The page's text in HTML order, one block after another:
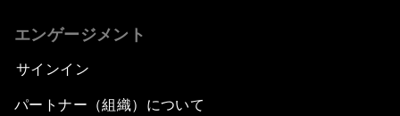
エンゲージメント
サインイン
パートナー（組織）について